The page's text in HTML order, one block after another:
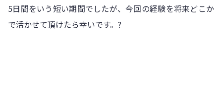
5日間をいう短い期間でしたが、今回の経験を将来どこか
で活かせて頂けたら幸いです。?